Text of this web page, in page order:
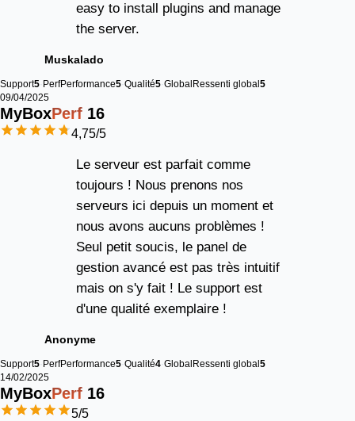
easy to install plugins and manage
the server.
Muskalado
Support5 PerfPerformance5 Qualité5 Global Ressenti global 5
09/04/2025
MyBoxPerf 16
4,75/5
Le serveur est parfait comme
toujours ! Nous prenons nos
serveurs ici depuis un moment et
nous avons aucuns problèmes !
Seul petit soucis, le panel de
gestion avancé est pas très intuitif
mais on s'y fait ! Le support est
d'une qualité exemplaire !
Anonyme
Support5 PerfPerformance5 Qualité4 GlobalRessenti global5
14/02/2025
MyBoxPerf 16
5/5